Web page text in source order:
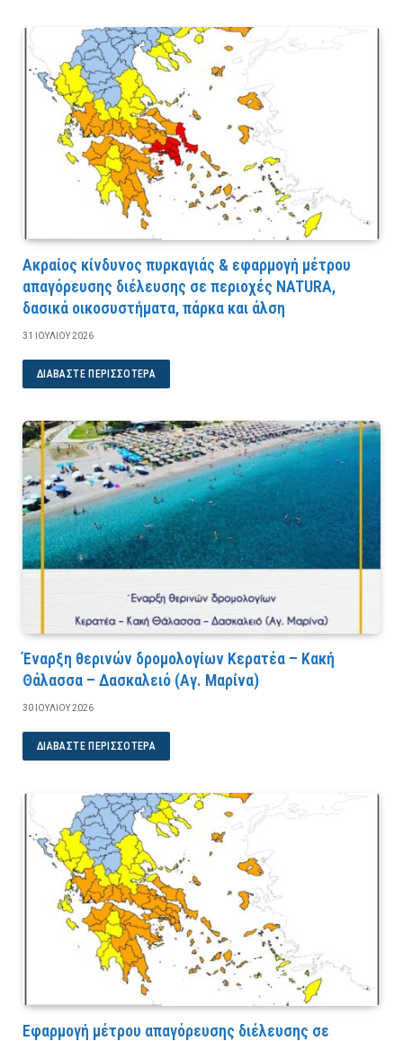
Ακραίος κίνδυνος πυρκαγιάς & εφαρμογή μέτρου
απαγόρευσης διέλευσης σε περιοχές NATURA,
δασικά οικοσυστήματα, πάρκα και άλση
31 ΙΟΥΛΊΟΥ 2026
ΔΙΑΒΆΣΤΕ ΠΕΡΙΣΣΌΤΕΡΑ
Έναρξη θερινών δρομολογίων Κερατέα – Κακή
Θάλασσα – Δασκαλειό (Αγ. Μαρίνα)
30 ΙΟΥΛΊΟΥ 2026
ΔΙΑΒΆΣΤΕ ΠΕΡΙΣΣΌΤΕΡΑ
Εφαρμογή μέτρου απαγόρευσης διέλευσης σε